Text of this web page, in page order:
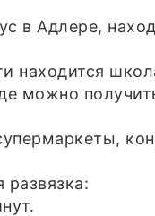
в Адлере,
находится
можно
развязка: